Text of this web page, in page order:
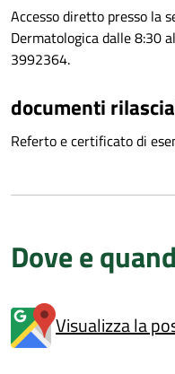
Accesso diretto presso la
Dermatologica dalle 8:30
3992364.
documenti
Referto e certificato di
Dove e
Visualizza la